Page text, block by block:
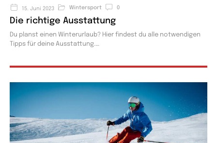
15. Juni 2023 Wintersport 0
Die richtige Ausstattung​
Du planst einen Winterurlaub? Hier findest du alle notwendigen
Tipps für deine Ausstattung.